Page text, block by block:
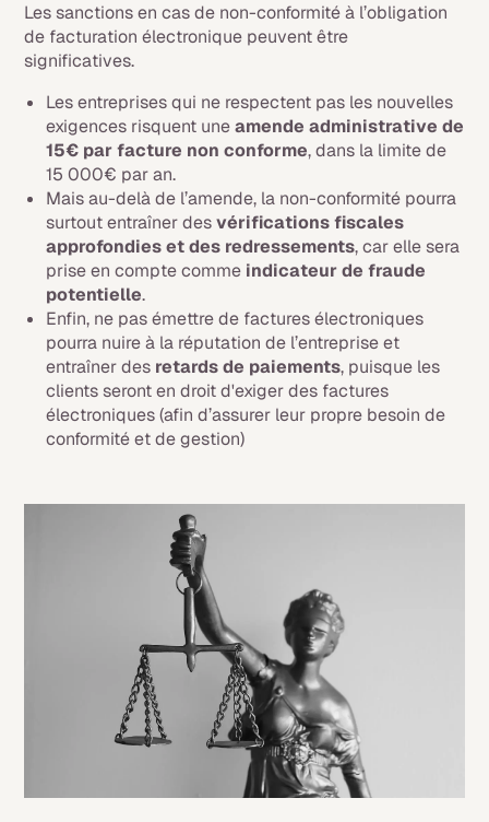
Les sanctions en cas de non-conformité à l’obligation
de facturation électronique peuvent être
significatives.
Les entreprises qui ne respectent pas les nouvelles
exigences risquent uneamende administrative de
15€ par facture non conforme, dans la limite de
15 000€ par an.
Mais au-delà de l’amende, la non-conformité pourra
surtout entraîner desvérifications fiscales
approfondies et des redressements, car elle sera
prise en compte comme indicateur de fraude
potentielle.
Enfin, ne pas émettre de factures électroniques
pourra nuire à la réputation de l’entreprise et
entraîner des retards de paiements, puisque les
clients seront en droit d'exiger des factures
électroniques (afin d’assurer leur propre besoin de
conformité et de gestion)